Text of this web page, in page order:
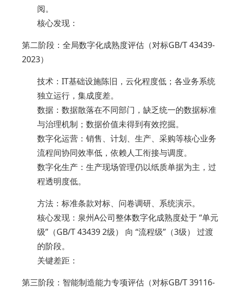
阅。
核心发现：
第二阶段：全局数字化成熟度评估（对标GB/T 43439-
2023）
技术：IT基础设施陈旧，云化程度低；各业务系统
独立运行，集成度差。
数据：数据散落在不同部门，缺乏统一的数据标准
与治理机制；数据价值未得到有效挖掘。
数字化运营：销售、计划、生产、采购等核心业务
流程间协同效率低，依赖人工衔接与调度。
数字化生产：生产现场管理仍以纸质单据为主，过
程透明度低。
方法：标准条款对标、问卷调研、系统演示。
核心发现：泉州A公司整体数字化成熟度处于 “单元
级”（GB/T 43439 2级） 向 “流程级”（3级） 过渡
的阶段。
关键差距：
第三阶段：智能制造能力专项评估（对标GB/T 39116-